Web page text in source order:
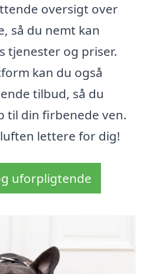
oversigt over
så du nemt kan
tjenester og priser.
kan du også
tilbud, så du
din firbenede ven.
lettere for dig!
uforpligtende